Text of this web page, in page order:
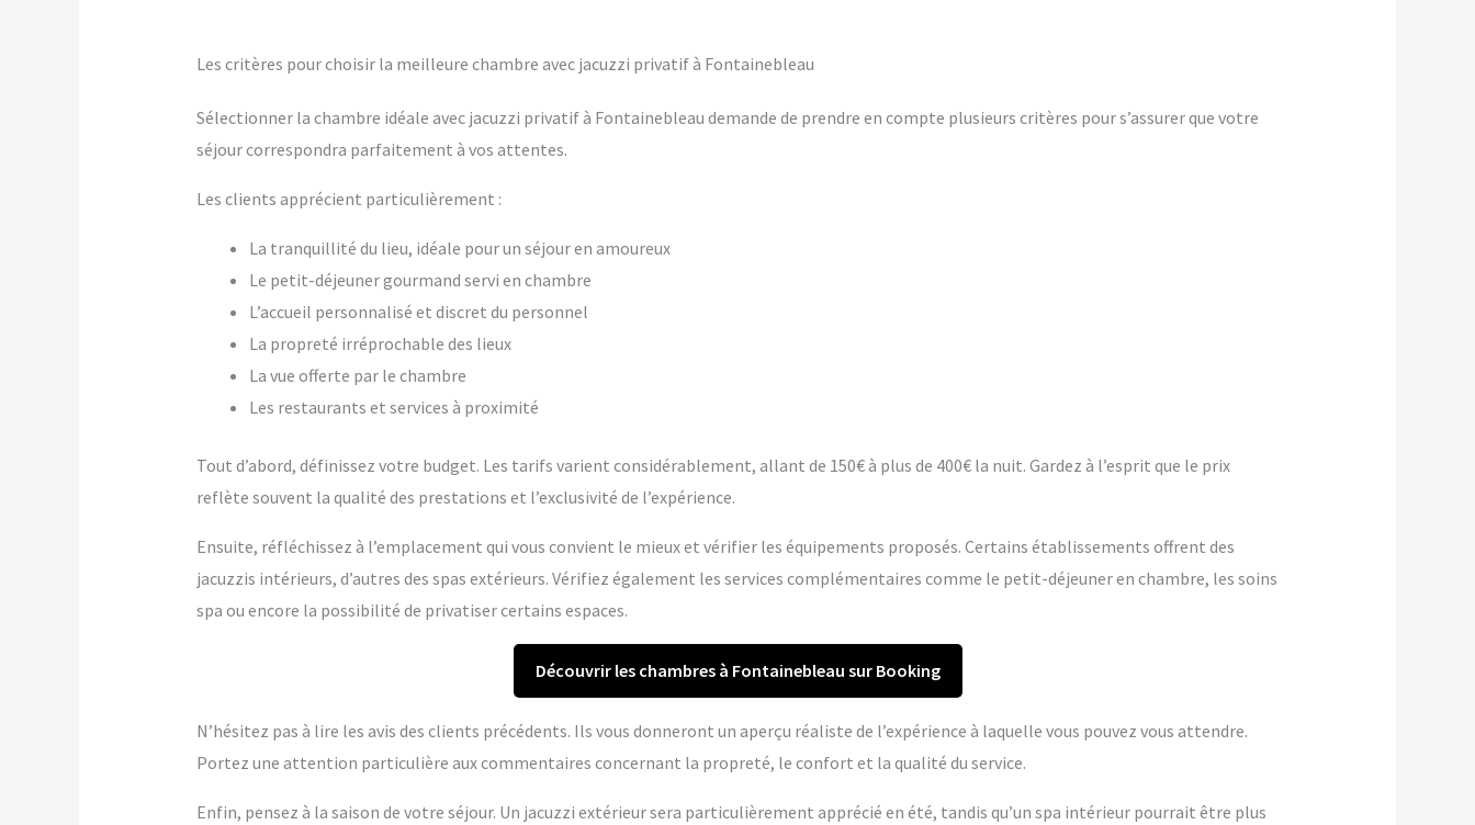
Les critères pour choisir la meilleure chambre avec jacuzzi privatif à Fontainebleau
Sélectionner la chambre idéale avec jacuzzi privatif à Fontainebleau demande de prendre en compte plusieurs critères pour s’assurer que votre
séjour correspondra parfaitement à vos attentes.
Les clients apprécient particulièrement :
La tranquillité du lieu, idéale pour un séjour en amoureux
Le petit-déjeuner gourmand servi en chambre
L’accueil personnalisé et discret du personnel
La propreté irréprochable des lieux
La vue offerte par le chambre
Les restaurants et services à proximité
Tout d’abord, définissez votre budget. Les tarifs varient considérablement, allant de 150€ à plus de 400€ la nuit. Gardez à l’esprit que le prix
reflète souvent la qualité des prestations et l’exclusivité de l’expérience.
Ensuite, réfléchissez à l’emplacement qui vous convient le mieux et vérifier les équipements proposés. Certains établissements offrent des
jacuzzis intérieurs, d’autres des spas extérieurs. Vérifiez également les services complémentaires comme le petit-déjeuner en chambre, les soins
spa ou encore la possibilité de privatiser certains espaces.
Découvrir les chambres à Fontainebleau sur Booking
N’hésitez pas à lire les avis des clients précédents. Ils vous donneront un aperçu réaliste de l’expérience à laquelle vous pouvez vous attendre.
Portez une attention particulière aux commentaires concernant la propreté, le confort et la qualité du service.
Enfin, pensez à la saison de votre séjour. Un jacuzzi extérieur sera particulièrement apprécié en été, tandis qu’un spa intérieur pourrait être plus